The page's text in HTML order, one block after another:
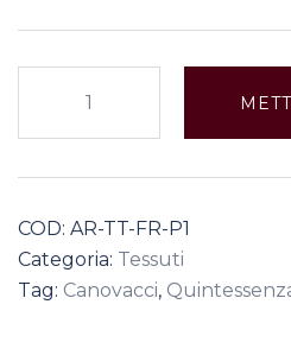
towel"
1
COD: AR-TT-FR-P1
Categoria: Tessuti
Tag: Canovacci,